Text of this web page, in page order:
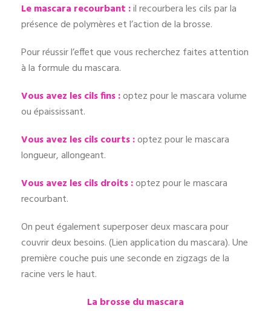
Le mascara recourbant :il recourbera les cils par la
présence de polymères et l’action de la brosse.
Pour réussir l’effet que vous recherchez faites attention
à la formule du mascara.
Vous avez les cils fins :optez pour le mascara volume
ou épaississant.
Vous avez les cils courts :optez pour le mascara
longueur, allongeant.
Vous avez les cils droits :optez pour le mascara
recourbant.
On peut également superposer deux mascara pour
couvrir deux besoins. (Lien application du mascara).Une
première couche puis une seconde en zigzags de la
racine vers le haut.
La brosse du mascara